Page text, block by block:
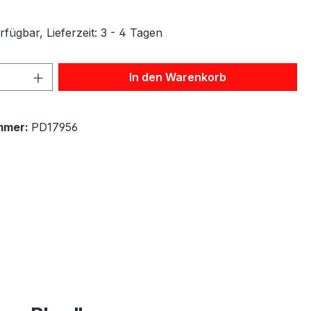
Lieferzeit: 3 - 4 Tagen
Anzahl: Gib den gewünschten Wert
In den Warenkorb
PD17956